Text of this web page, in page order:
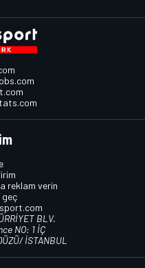
reklam verin
geç
BLV.
NO: 1 İÇ
İSTANBUL